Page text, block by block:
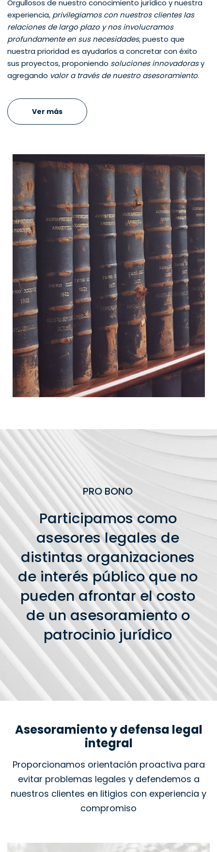
Orgullosos de nuestro conocimiento jurídico y nuestra
experiencia, privilegiamos con nuestros clientes las
relaciones de largo plazo y nos involucramos
profundamente en sus necesidades, puesto que
nuestra prioridad es ayudarlos a concretar con éxito
sus proyectos, proponiendo soluciones innovadorasy
agregando valor a través de nuestro asesoramiento.
Ver más
PRO BONO
Participamos como
asesores legales de
distintas organizaciones
de interés público que no
pueden afrontar el costo
de un asesoramiento o
patrocinio jurídico
Asesoramiento y defensa legal
integral
Proporcionamos orientación proactiva para
evitar problemas legales y defendemos a
nuestros clientes en litigios con experiencia y
compromiso